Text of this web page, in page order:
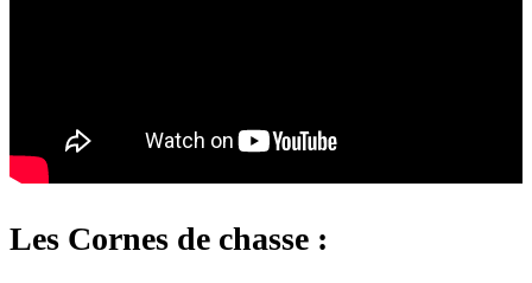
Les Cornes de chasse :